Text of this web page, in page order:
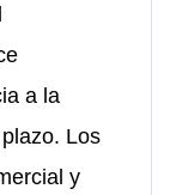
a la
Los
y